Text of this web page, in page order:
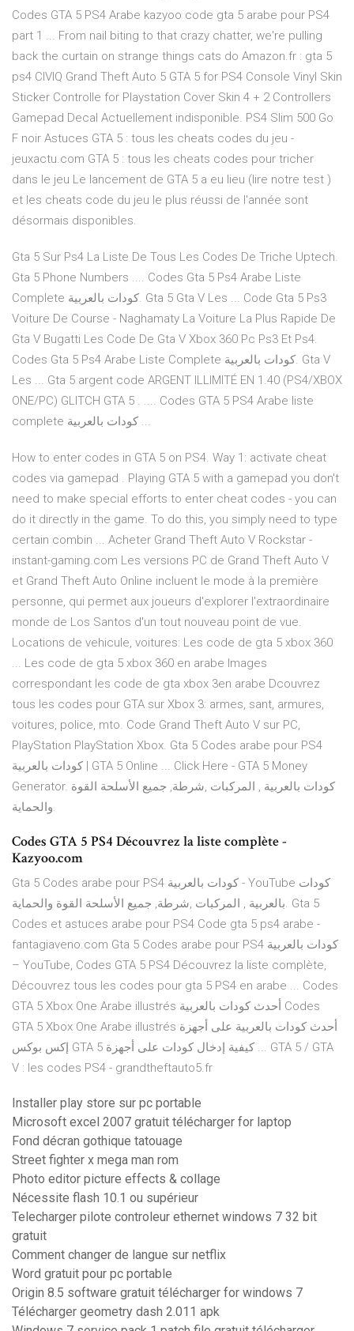
Codes GTA 5 PS4 Arabe kazyoo code gta 5 arabe pour PS4
part 1 ... From nail biting to that crazy chatter, we're pulling
back the curtain on strange things cats do Amazon.fr : gta 5
ps4 CIVIQ Grand Theft Auto 5 GTA 5 for PS4 Console Vinyl Skin
Sticker Controlle for Playstation Cover Skin 4 + 2 Controllers
Gamepad Decal Actuellement indisponible. PS4 Slim 500 Go
F noir Astuces GTA 5 : tous les cheats codes du jeu -
jeuxactu.com GTA 5 : tous les cheats codes pour tricher
dans le jeu Le lancement de GTA 5 a eu lieu (lire notre test )
et les cheats code du jeu le plus réussi de l'année sont
désormais disponibles.
Gta 5 Sur Ps4 La Liste De Tous Les Codes De Triche Uptech.
Gta 5 Phone Numbers .... Codes Gta 5 Ps4 Arabe Liste
Complete كودات بالعربية. Gta 5 Gta V Les ... Code Gta 5 Ps3
Voiture De Course - Naghamaty La Voiture La Plus Rapide De
Gta V Bugatti Les Code De Gta V Xbox 360 Pc Ps3 Et Ps4.
Codes Gta 5 Ps4 Arabe Liste Complete كودات بالعربية. Gta V
Les ... Gta 5 argent code ARGENT ILLIMITÉ EN 1.40 (PS4/XBOX
ONE/PC) GLITCH GTA 5 . .... Codes GTA 5 PS4 Arabe liste
complete كودات بالعربية ...
How to enter codes in GTA 5 on PS4. Way 1: activate cheat
codes via gamepad . Playing GTA 5 with a gamepad you don't
need to make special efforts to enter cheat codes - you can
do it directly in the game. To do this, you simply need to type
certain combin ... Acheter Grand Theft Auto V Rockstar -
instant-gaming.com Les versions PC de Grand Theft Auto V
et Grand Theft Auto Online incluent le mode à la première
personne, qui permet aux joueurs d'explorer l'extraordinaire
monde de Los Santos d'un tout nouveau point de vue.
Locations de vehicule, voitures: Les code de gta 5 xbox 360
... Les code de gta 5 xbox 360 en arabe Images
correspondant les code de gta xbox 3en arabe Dcouvrez
tous les codes pour GTA sur Xbox 3: armes, sant, armures,
voitures, police, mto. Code Grand Theft Auto V sur PC,
PlayStation PlayStation Xbox. Gta 5 Codes arabe pour PS4
كودات بالعربية | GTA 5 Online ... Click Here - GTA 5 Money
Generator. كودات بالعربية , المركبات ,شرطة, جميع الأسلحة القوة
والحماية.
Codes GTA 5 PS4 Découvrez la liste complète -
Kazyoo.com
Gta 5 Codes arabe pour PS4 كودات بالعربية - YouTube كودات
بالعربية , المركبات ,شرطة, جميع الأسلحة القوة والحماية. Gta 5
Codes et astuces arabe pour PS4 Code gta 5 ps4 arabe -
fantagiaveno.com Gta 5 Codes arabe pour PS4 كودات بالعربية
– YouTube, Codes GTA 5 PS4 Découvrez la liste complète,
Découvrez tous les codes pour gta 5 PS4 en arabe ... Codes
GTA 5 Xbox One Arabe illustrés أحدث كودات بالعربية Codes
GTA 5 Xbox One Arabe illustrés أحدث كودات بالعربية على أجهزة
إكس بوكس GTA 5 كيفية إدخال كودات على أجهزة ... GTA 5 / GTA
V : les codes PS4 - grandtheftauto5.fr
Installer play store sur pc portable
Microsoft excel 2007 gratuit télécharger for laptop
Fond décran gothique tatouage
Street fighter x mega man rom
Photo editor picture effects & collage
Nécessite flash 10.1 ou supérieur
Telecharger pilote controleur ethernet windows 7 32 bit
gratuit
Comment changer de langue sur netflix
Word gratuit pour pc portable
Origin 8.5 software gratuit télécharger for windows 7
Télécharger geometry dash 2.011 apk